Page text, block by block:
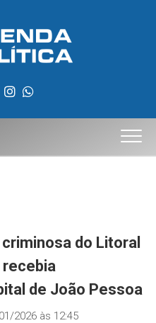
do Litoral
recebia
de João Pessoa
2026 às 12:45